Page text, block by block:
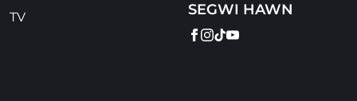
TV SEGWI HAWN
FACEBOOK
INSTAGRAM
TIKTOK
YOUTUBE